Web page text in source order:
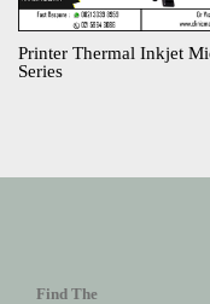
Printer Thermal Inkjet
Series
Find The